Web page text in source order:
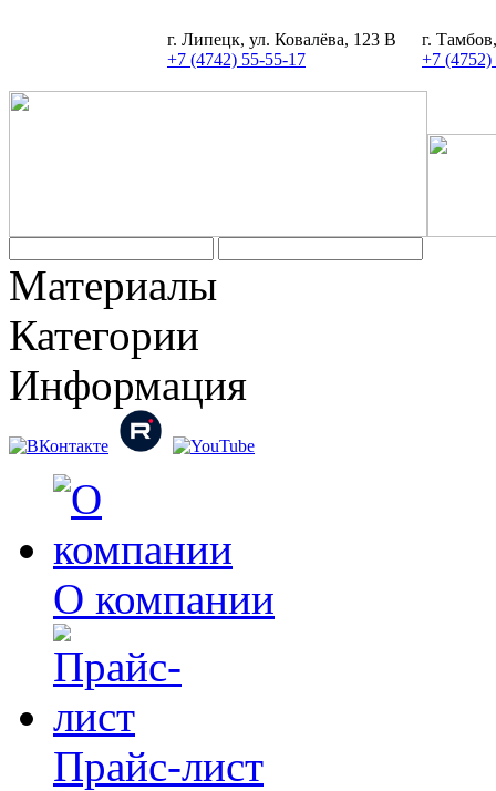
г. Липецк, ул. Ковалёва, 123 В
+7 (4742) 55-55-17
г.
+7 (4752)
Материалы
Категории
Информация
О компании
Прайс-лист
Задать вопрос